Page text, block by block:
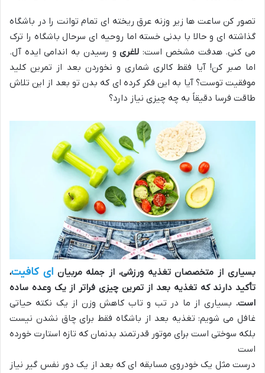
تصور کن ساعت ها زیر وزنه عرق ریخته ای تمام توانت را در باشگاه
گذاشته ای و حالا با بدنی خسته اما روحیه ای سرحال باشگاه را ترک
می کنی. هدفت مشخص است: لاغریو رسیدن به اندامی ایده آل.
اما صبر کن! آیا فقط کالری شماری و نخوردن بعد از تمرین کلید
موفقیت توست؟ آیا به این فکر کرده ای که بدن تو بعد از این تلاش
طاقت فرسا دقیقاً به چه چیزی نیاز دارد؟
بسیاری از متخصصان تغذیه ورزشی، از جمله مربیانای کافیت،
تأکید دارند که تغذیه بعد از تمرین چیزی فراتر از یک وعده ساده
است. بسیاری از ما در تب‌ و تاب کاهش وزن از یک نکته حیاتی
غافل می ‌شویم: تغذیه بعد از باشگاه فقط برای چاق نشدن نیست
بلکه سوختی است برای موتور قدرتمند بدنمان که تازه استارت خورده
است
درست مثل یک خودروی مسابقه ای که بعد از یک دور نفس گیر نیاز